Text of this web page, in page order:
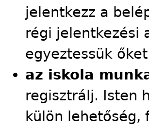
jelentkezz a
régi jelentkezési
egyeztessük
az iskola
regisztrálj. Isten
külön lehetőség,